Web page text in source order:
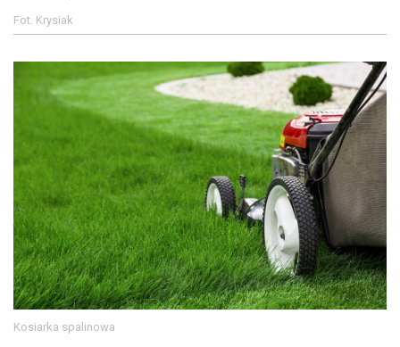
Fot. Krysiak
Kosiarka spalinowa